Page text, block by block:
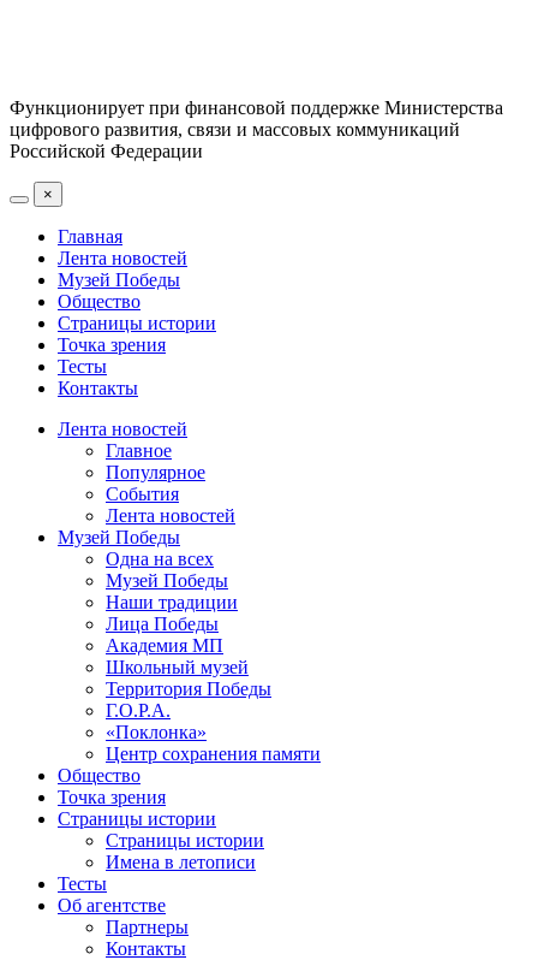
Функционирует при финансовой поддержке Министерства
цифрового развития, связи и массовых коммуникаций
Российской Федерации
×
Главная
Лента новостей
Музей Победы
Общество
Страницы истории
Точка зрения
Тесты
Контакты
Лента новостей
Главное
Популярное
События
Лента новостей
Музей Победы
Одна на всех
Музей Победы
Наши традиции
Лица Победы
Академия МП
Школьный музей
Территория Победы
Г.О.Р.А.
«Поклонка»
Центр сохранения памяти
Общество
Точка зрения
Страницы истории
Страницы истории
Имена в летописи
Тесты
Об агентстве
Партнеры
Контакты